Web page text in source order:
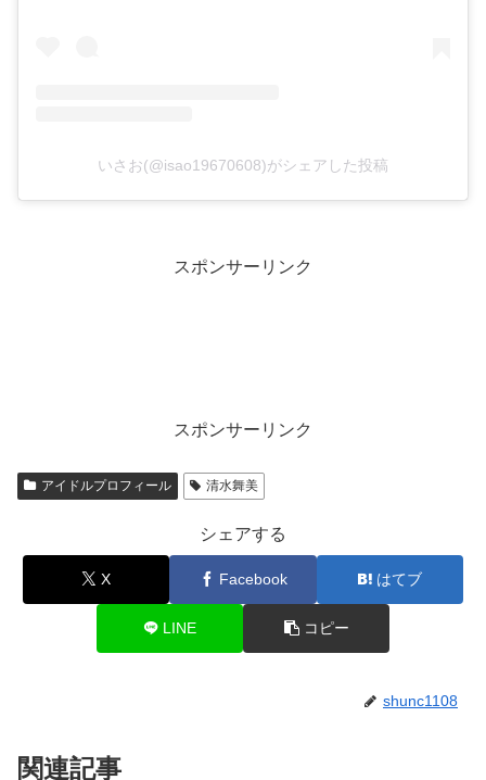
いさお(@isao19670608)がシェアした投稿
スポンサーリンク
スポンサーリンク
アイドルプロフィール 清水舞美
シェアする
X Facebook はてブ
LINE コピー
shunc1108
関連記事